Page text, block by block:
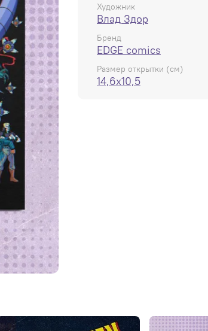
Художник
Влад Здор
Бренд
EDGE comics
Размер открытки (см)
14,6x10,5